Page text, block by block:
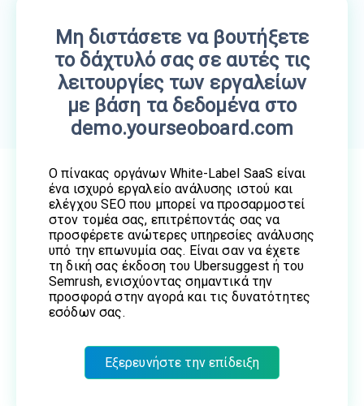
Μη διστάσετε να βουτήξετε
το δάχτυλό σας σε αυτές τις
λειτουργίες των εργαλείων
με βάση τα δεδομένα στο
demo.yourseoboard.com
Ο πίνακας οργάνων White-Label SaaS είναι
ένα ισχυρό εργαλείο ανάλυσης ιστού και
ελέγχου SEO που μπορεί να προσαρμοστεί
στον τομέα σας, επιτρέποντάς σας να
προσφέρετε ανώτερες υπηρεσίες ανάλυσης
υπό την επωνυμία σας. Είναι σαν να έχετε
τη δική σας έκδοση του Ubersuggest ή του
Semrush, ενισχύοντας σημαντικά την
προσφορά στην αγορά και τις δυνατότητες
εσόδων σας.
Εξερευνήστε την επίδειξη